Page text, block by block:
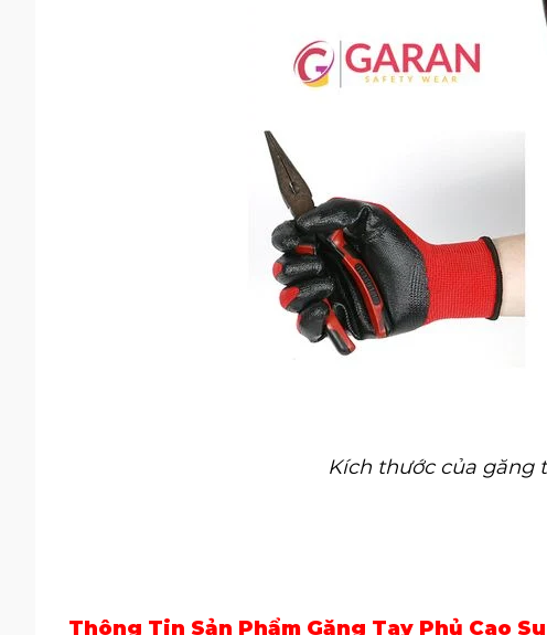
Kích thước của găng
Thông Tin Sản Phẩm Găng Tay Phủ Cao Su